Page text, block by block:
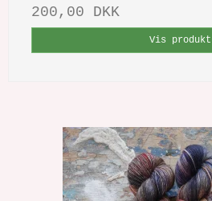
200,00 DKK
Vis produkt